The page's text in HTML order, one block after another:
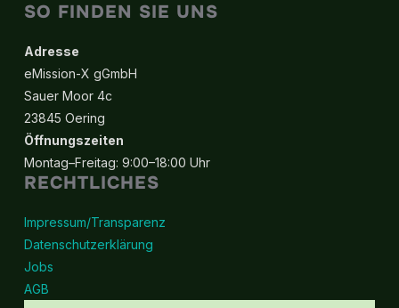
SO FINDEN SIE UNS
Adresse
eMission-X gGmbH
Sauer Moor 4c
23845 Oering
Öffnungszeiten
Montag–Freitag: 9:00–18:00 Uhr
RECHTLICHES
Impressum/Transparenz
Datenschutzerklärung
Jobs
AGB